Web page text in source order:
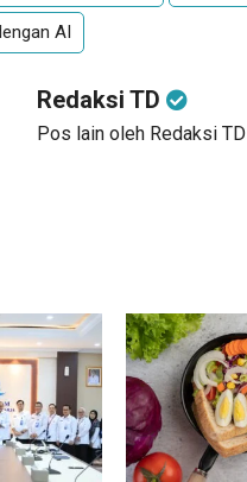
AI
Redaksi TD
Pos lain oleh Redaksi TD